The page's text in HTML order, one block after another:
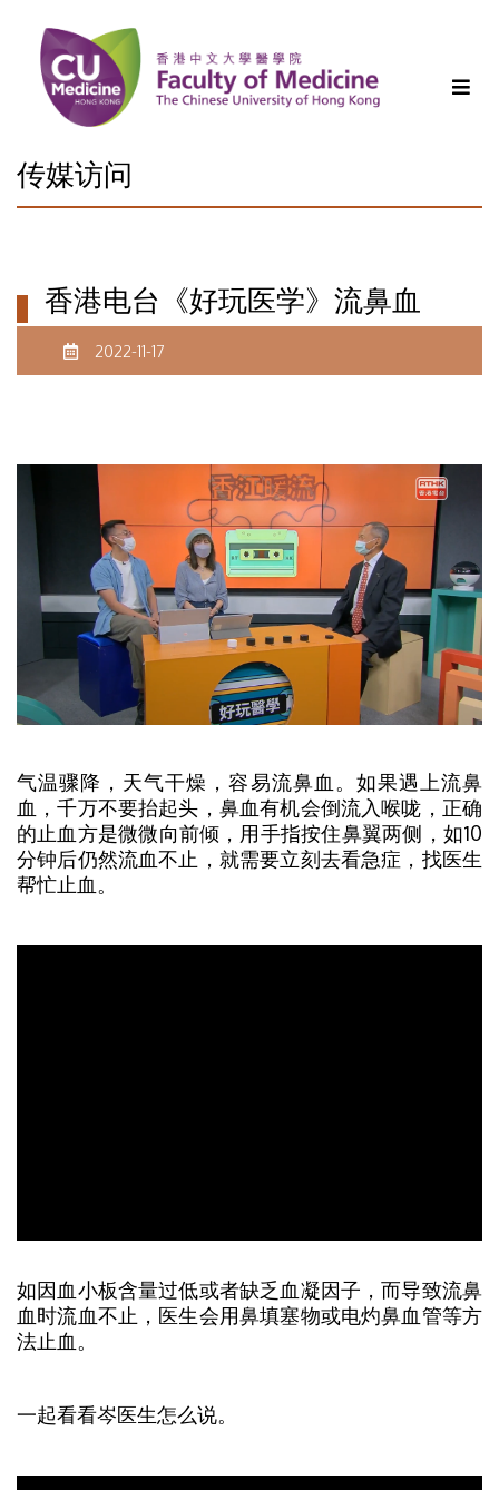
传媒访问
香港电台《好玩医学》流鼻血
2022-11-17
气温骤降，天气干燥，容易流鼻血。如果遇上流鼻
血，千万不要抬起头，鼻血有机会倒流入喉咙，正确
的止血方是微微向前倾，用手指按住鼻翼两侧，如10
分钟后仍然流血不止，就需要立刻去看急症，找医生
帮忙止血。
如因血小板含量过低或者缺乏血凝因子，而导致流鼻
血时流血不止，医生会用鼻填塞物或电灼鼻血管等方
法止血。
一起看看岑医生怎么说。